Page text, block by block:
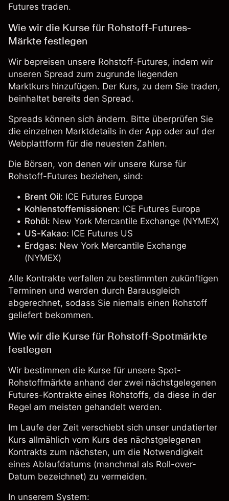
Futures traden.
Wie wir die Kurse für Rohstoff-Futures-
Märkte festlegen
Wir bepreisen unsere Rohstoff-Futures, indem wir
unseren Spread zum zugrunde liegenden
Marktkurs hinzufügen. Der Kurs, zu dem Sie traden,
beinhaltet bereits den Spread.
Spreads können sich ändern. Bitte überprüfen Sie
die einzelnen Marktdetails in der App oder auf der
Webplattform für die neuesten Zahlen.
Die Börsen, von denen wir unsere Kurse für
Rohstoff-Futures beziehen, sind:
Brent Oil: ICE Futures Europa
Kohlenstoffemissionen: ICE Futures Europa
Rohöl: New York Mercantile Exchange (NYMEX)
US-Kakao: ICE Futures US
Erdgas: New York Mercantile Exchange
(NYMEX)
Alle Kontrakte verfallen zu bestimmten zukünftigen
Terminen und werden durch Barausgleich
abgerechnet, sodass Sie niemals einen Rohstoff
geliefert bekommen.
Wie wir die Kurse für Rohstoff-Spotmärkte
festlegen
Wir bestimmen die Kurse für unsere Spot-
Rohstoffmärkte anhand der zwei nächstgelegenen
Futures-Kontrakte eines Rohstoffs, da diese in der
Regel am meisten gehandelt werden.
Im Laufe der Zeit verschiebt sich unser undatierter
Kurs allmählich vom Kurs des nächstgelegenen
Kontrakts zum nächsten, um die Notwendigkeit
eines Ablaufdatums (manchmal als Roll-over-
Datum bezeichnet) zu vermeiden.
In unserem System: